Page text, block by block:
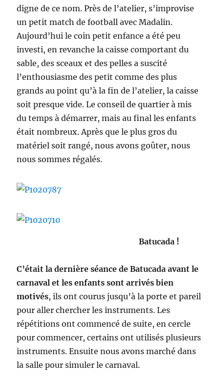
digne de ce nom. Près de l’atelier, s’improvise
un petit match de football avec Madalin.
Aujourd’hui le coin petit enfance a été peu
investi, en revanche la caisse comportant du
sable, des sceaux et des pelles a suscité
l’enthousiasme des petit comme des plus
grands au point qu’à la fin de l’atelier, la caisse
soit presque vide. Le conseil de quartier à mis
du temps à démarrer, mais au final les enfants
était nombreux. Après que le plus gros du
matériel soit rangé, nous avons goûter, nous
nous sommes régalés.
Batucada !
C’était la dernière séance de Batucada avant le
carnaval et les enfants sont arrivés bien
motivés, ils ont courus jusqu’à la porte et pareil
pour aller chercher les instruments. Les
répétitions ont commencé de suite, en cercle
pour commencer, certains ont utilisés plusieurs
instruments. Ensuite nous avons marché dans
la salle pour simuler le carnaval.